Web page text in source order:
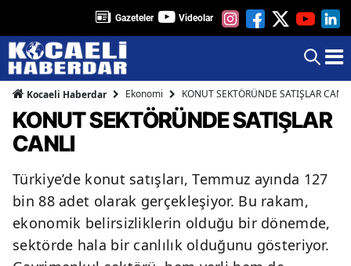
Gazeteler Videolar
Kocaeli Haberdar Ekonomi KONUT SEKTÖRÜNDE SATIŞLAR CANLI
KONUT SEKTÖRÜNDE SATIŞLAR
CANLI
Türkiye’de konut satışları, Temmuz ayında 127
bin 88 adet olarak gerçekleşiyor. Bu rakam,
ekonomik belirsizliklerin olduğu bir dönemde,
sektörde hala bir canlılık olduğunu gösteriyor.